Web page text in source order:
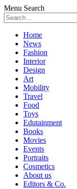
Menu Search
Skip
content
Home
News
Fashion
Interior
Design
Art
Mobility
Travel
Food
Toys
Edutainment
Books
Movies
Events
Portraits
Cosmetics
About us
Editors & Co.